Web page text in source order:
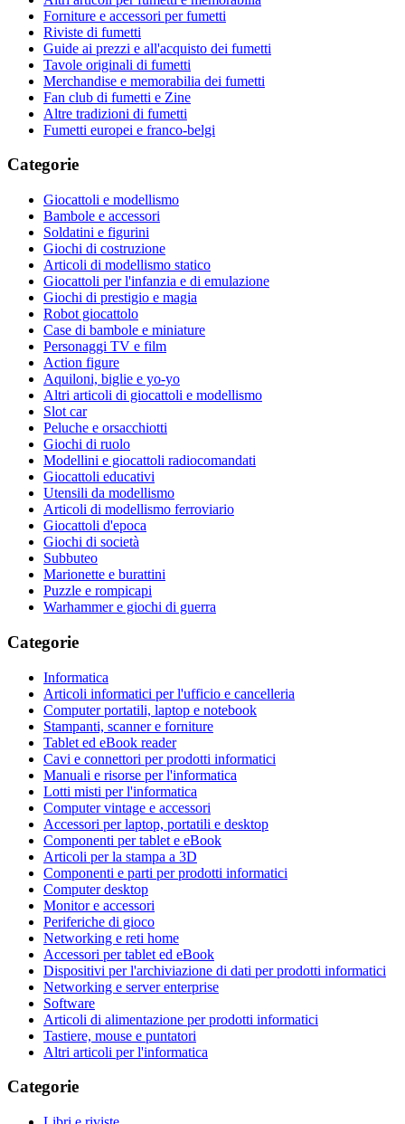
Forniture e accessori per fumetti
Riviste di fumetti
Guide ai prezzi e all'acquisto dei fumetti
Tavole originali di fumetti
Merchandise e memorabilia dei fumetti
Fan club di fumetti e Zine
Altre tradizioni di fumetti
Fumetti europei e franco-belgi
Categorie
Giocattoli e modellismo
Bambole e accessori
Soldatini e figurini
Giochi di costruzione
Articoli di modellismo statico
Giocattoli per l'infanzia e di emulazione
Giochi di prestigio e magia
Robot giocattolo
Case di bambole e miniature
Personaggi TV e film
Action figure
Aquiloni, biglie e yo-yo
Altri articoli di giocattoli e modellismo
Slot car
Peluche e orsacchiotti
Giochi di ruolo
Modellini e giocattoli radiocomandati
Giocattoli educativi
Utensili da modellismo
Articoli di modellismo ferroviario
Giocattoli d'epoca
Giochi di società
Subbuteo
Marionette e burattini
Puzzle e rompicapi
Warhammer e giochi di guerra
Categorie
Informatica
Articoli informatici per l'ufficio e cancelleria
Computer portatili, laptop e notebook
Stampanti, scanner e forniture
Tablet ed eBook reader
Cavi e connettori per prodotti informatici
Manuali e risorse per l'informatica
Lotti misti per l'informatica
Computer vintage e accessori
Accessori per laptop, portatili e desktop
Componenti per tablet e eBook
Articoli per la stampa a 3D
Componenti e parti per prodotti informatici
Computer desktop
Monitor e accessori
Periferiche di gioco
Networking e reti home
Accessori per tablet ed eBook
Dispositivi per l'archiviazione di dati per prodotti informatici
Networking e server enterprise
Software
Articoli di alimentazione per prodotti informatici
Tastiere, mouse e puntatori
Altri articoli per l'informatica
Categorie